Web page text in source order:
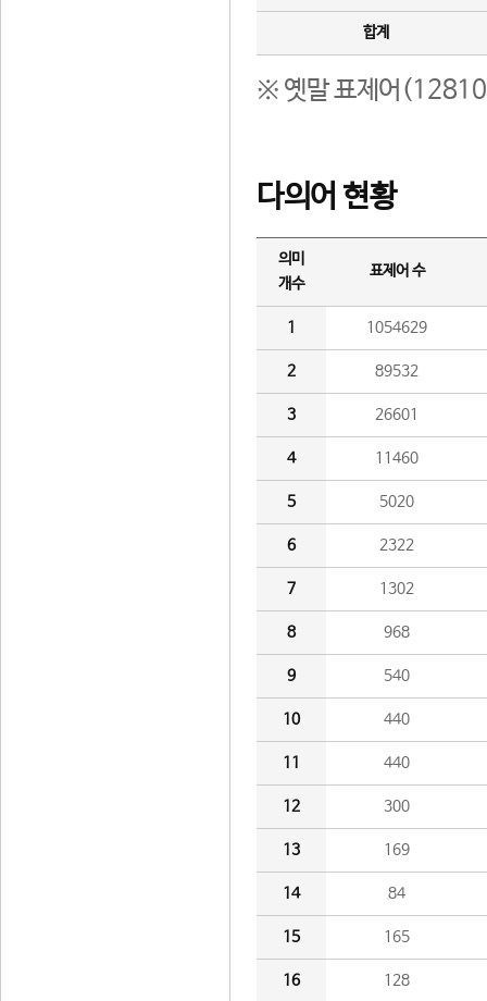
합계
※ 옛말 표제어(12810
다의어 현황
의미
개수
표제어 수
1 1054629
2 89532
3 26601
4 11460
5 5020
6 2322
7 1302
8 968
9 540
10 440
11 440
12 300
13 169
14 84
15 165
16 128